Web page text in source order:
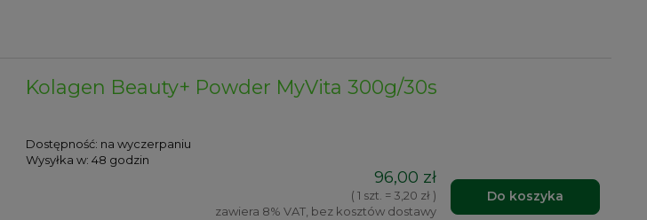
Kolagen Beauty+ Powder MyVita 300g/30s
Dostępność: na wyczerpaniu
Wysyłka w: 48 godzin
96,00 zł
( 1 szt. = 3,20 zł )
zawiera 8% VAT, bez kosztów dostawy
Do koszyka